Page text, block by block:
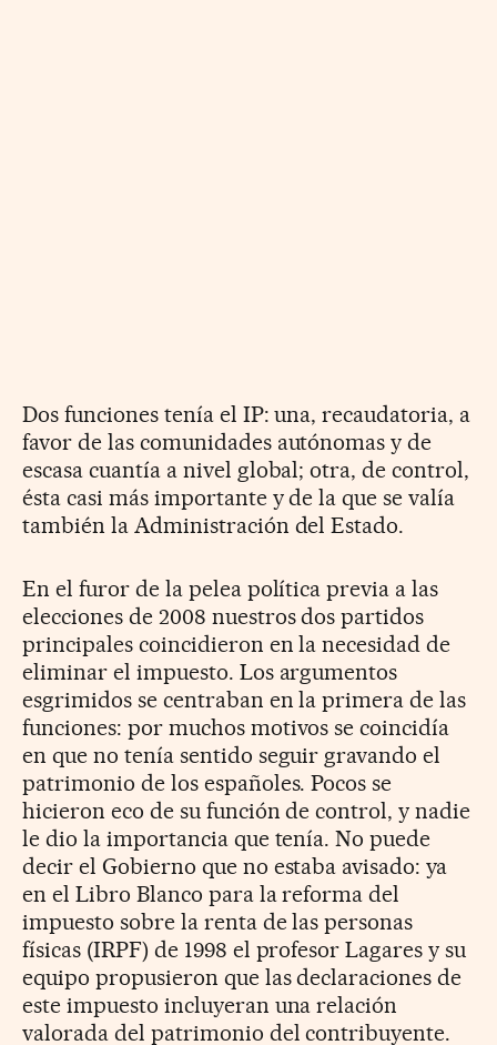
Dos funciones tenía el IP: una, recaudatoria, a
favor de las comunidades autónomas y de
escasa cuantía a nivel global; otra, de control,
ésta casi más importante y de la que se valía
también la Administración del Estado.
En el furor de la pelea política previa a las
elecciones de 2008 nuestros dos partidos
principales coincidieron en la necesidad de
eliminar el impuesto. Los argumentos
esgrimidos se centraban en la primera de las
funciones: por muchos motivos se coincidía
en que no tenía sentido seguir gravando el
patrimonio de los españoles. Pocos se
hicieron eco de su función de control, y nadie
le dio la importancia que tenía. No puede
decir el Gobierno que no estaba avisado: ya
en el Libro Blanco para la reforma del
impuesto sobre la renta de las personas
físicas (IRPF) de 1998 el profesor Lagares y su
equipo propusieron que las declaraciones de
este impuesto incluyeran una relación
valorada del patrimonio del contribuyente.